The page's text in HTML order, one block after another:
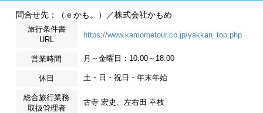
問合せ先：（ｅかも。）／株式会社かもめ
旅行条件書
URL
https://www.kamometour.co.jp/yakkan_top.php
営業時間 月～金曜日：10:00～18:00
休日 土・日・祝日・年末年始
総合旅行業務
取扱管理者
古寺 宏史、左右田 幸枝